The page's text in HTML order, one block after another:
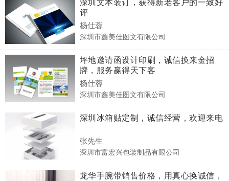
评
杨仕蓉
深圳市鑫美佳图文有限公司
坪地邀请函设计印刷，诚信换来金招
牌，服务赢得天下客
杨仕蓉
深圳市鑫美佳图文有限公司
深圳冰箱贴定制，诚信经营，欢迎来电
张先生
深圳市富宏兴包装制品有限公司
龙华手腕带销售价格，用真心换诚信，